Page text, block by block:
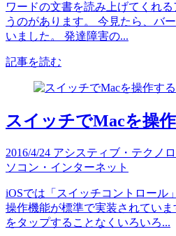
ワードの文書を読み上げてくれ
うのがあります。 今見たら、バ
いました。 発達障害の...
記事を読む
スイッチでMacを操
2016/4/24 アシスティブ・テクノ
ソコン・インターネット
iOSでは「スイッチコントロール
操作機能が標準で実装されてい
をタップすることなくいろいろ...